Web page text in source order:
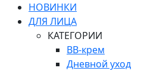
НОВИНКИ
ДЛЯ ЛИЦА
КАТЕГОРИИ
ВВ-крем
Дневной уход